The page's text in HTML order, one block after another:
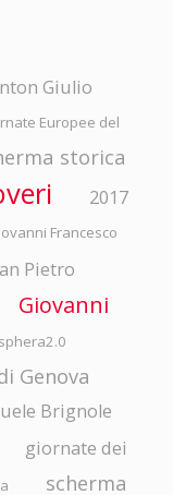
Giulio
Europee del
storica
2017
Francesco
Pietro
Giovanni
Genova
Brignole
giornate dei
scherma